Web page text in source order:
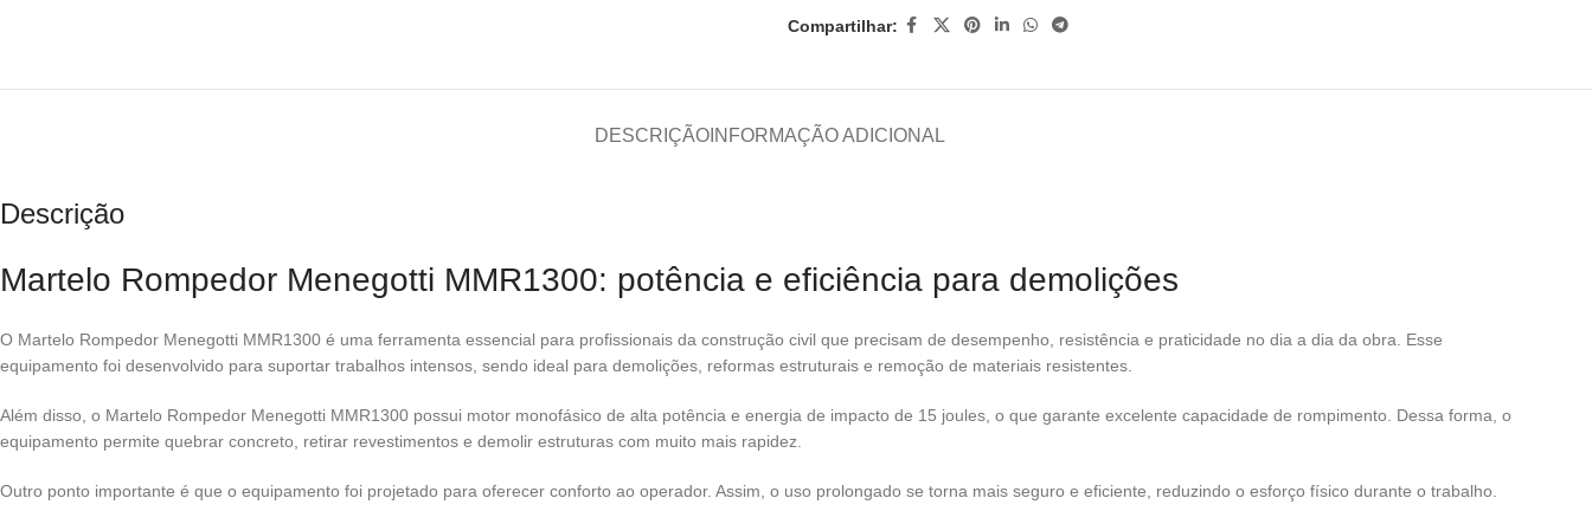
Compartilhar:
DESCRIÇÃO INFORMAÇÃO ADICIONAL
Descrição
Martelo Rompedor Menegotti MMR1300: potência e eficiência para demolições
O Martelo Rompedor Menegotti MMR1300 é uma ferramenta essencial para profissionais da construção civil que precisam de desempenho, resistência e praticidade no dia a dia da obra. Esse
equipamento foi desenvolvido para suportar trabalhos intensos, sendo ideal para demolições, reformas estruturais e remoção de materiais resistentes.
Além disso, o Martelo Rompedor Menegotti MMR1300 possui motor monofásico de alta potência e energia de impacto de 15 joules, o que garante excelente capacidade de rompimento. Dessa forma, o
equipamento permite quebrar concreto, retirar revestimentos e demolir estruturas com muito mais rapidez.
Outro ponto importante é que o equipamento foi projetado para oferecer conforto ao operador. Assim, o uso prolongado se torna mais seguro e eficiente, reduzindo o esforço físico durante o trabalho.